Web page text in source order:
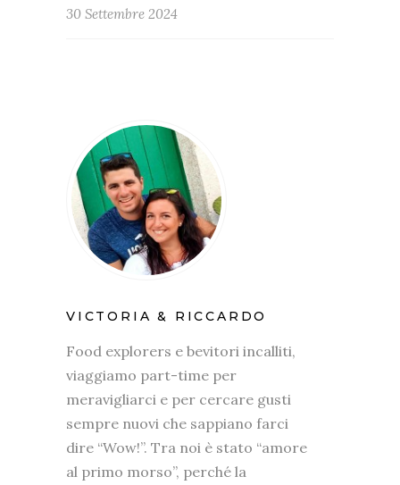
30 Settembre 2024
VICTORIA & RICCARDO
Food explorers e bevitori incalliti,
viaggiamo part-time per
meravigliarci e per cercare gusti
sempre nuovi che sappiano farci
dire “Wow!”. Tra noi è stato “amore
al primo morso”, perché la